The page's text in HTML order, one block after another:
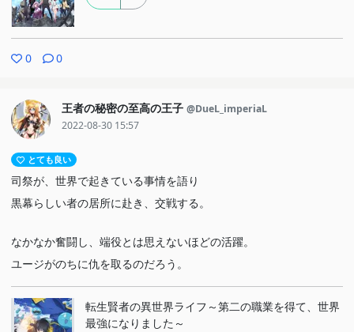
0 0
王者の秘密の至高の王子 @DueL_imperiaL
2022-08-30 15:57
とても良い
司祭が、世界で起きている事情を語り
黒幕らしい者の居所に赴き、交戦する。
なかなか奮闘し、端役とは思えないほどの活躍。
ユージがのちに仇を取るのだろう。
転生賢者の異世界ライフ～第二の職業を得て、世界
最強になりました～